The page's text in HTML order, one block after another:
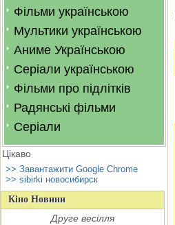
Фільми українською
Мультики українською
Аниме Українською
Серіали українською
Фільми про підлітків
Радянські фільми
Серіали
Цікаво
>> Завантажити Google Chrome
>> sibirki новосибирск
Кіно Новини
Друге весілля